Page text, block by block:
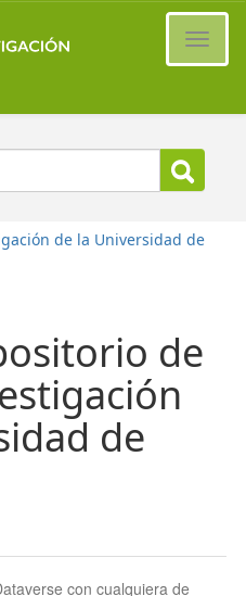
de la Universidad de
de
de
con cualquiera de